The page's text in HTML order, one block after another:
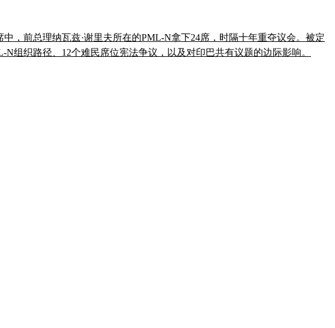
，前总理纳瓦兹·谢里夫所在的PML-N拿下24席，时隔十年重夺议会。被定
组织路径、12个难民席位宪法争议，以及对印巴共有议题的边际影响。